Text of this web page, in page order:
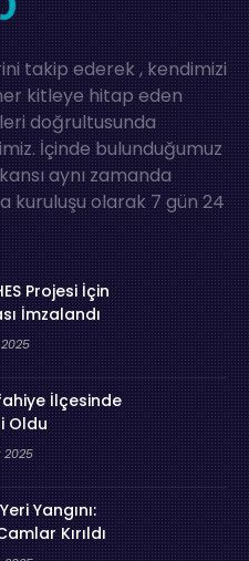
takip ederek , kendimizi
kitleye hitap eden
doğrultusunda
İçinde bulunduğumuz
aynı zamanda
kuruluşu olarak 7 gün 24
Projesi İçin
İmzalandı
İlçesinde
Oldu
2025
Yangını:
Kırıldı